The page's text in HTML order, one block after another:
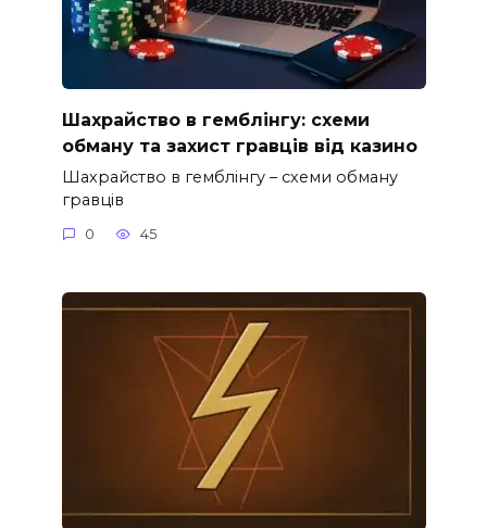
Шахрайство в гемблінгу: схеми
обману та захист гравців від казино
Шахрайство в гемблінгу – схеми обману
гравців
0 45